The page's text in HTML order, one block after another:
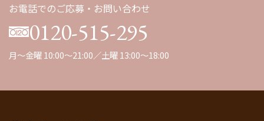
お電話でのご応募・お問い合わせ
0120-515-295
月～金曜 10:00～21:00／土曜 13:00～18:00